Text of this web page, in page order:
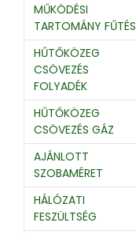
MŰKÖDÉSI
TARTOMÁNY FŰTÉS
HŰTŐKÖZEG
CSÖVEZÉS
FOLYADÉK
HŰTŐKÖZEG
CSÖVEZÉS GÁZ
AJÁNLOTT
SZOBAMÉRET
HÁLÓZATI
FESZÜLTSÉG